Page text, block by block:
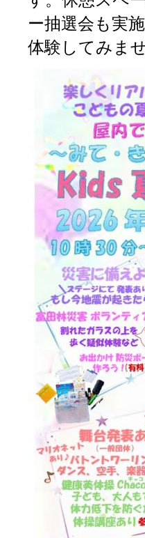
ー抽選会も実
体験してみま